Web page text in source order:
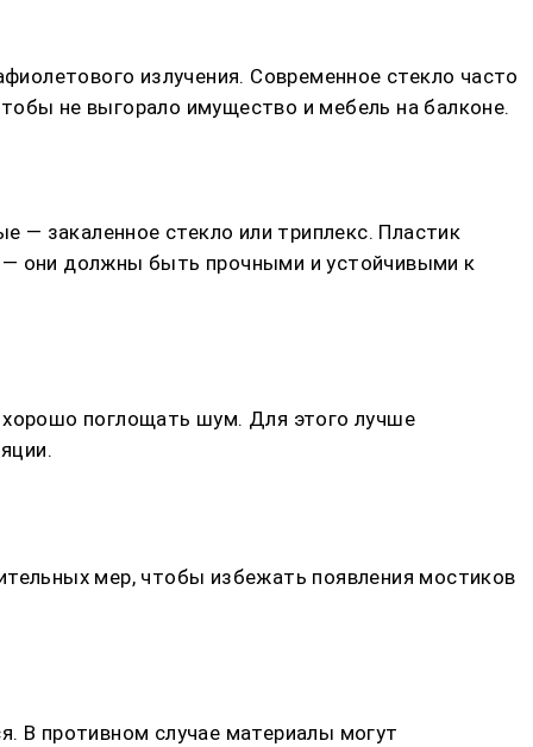
излучения. Современное стекло часто
не выгорало имущество и мебель на балконе.
закаленное стекло или триплекс. Пластик
они должны быть прочными и устойчивыми к
хорошо поглощать шум. Для этого лучше
мер, чтобы избежать появления мостиков
В противном случае материалы могут